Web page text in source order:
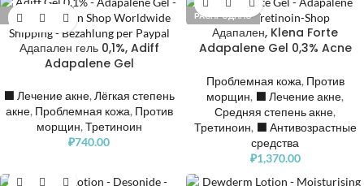
РАСПРОДАНО
Адапален гель 0,1%, Adiff
Adapalene Gel
⬛️ Лечение акне, Лёгкая степень
акне, Проблемная кожа, Против
морщин, Третиноин
₽740.00
РАСПРОДАНО
Адапален, Klena Forte
Adapalene Gel 0,3% Acne
Проблемная кожа, Против
морщин, ⬛️ Лечение акне,
Средняя степень акне,
Третиноин, ⬛️ Антивозрастные
средства
₽1,370.00